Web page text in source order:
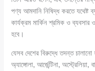
পণ্য আমদানি নিষিদ্ধ করতে যথেষ্ট
কার্যক্রম মার্কিন শ্রমিক ও ব্যবসার
হবে।
যেসব দেশের বিরুদ্ধে তদন্ত
অ্যাঙ্গোলা, আর্জেন্টিনা, অস্ট্রেলিয়া,